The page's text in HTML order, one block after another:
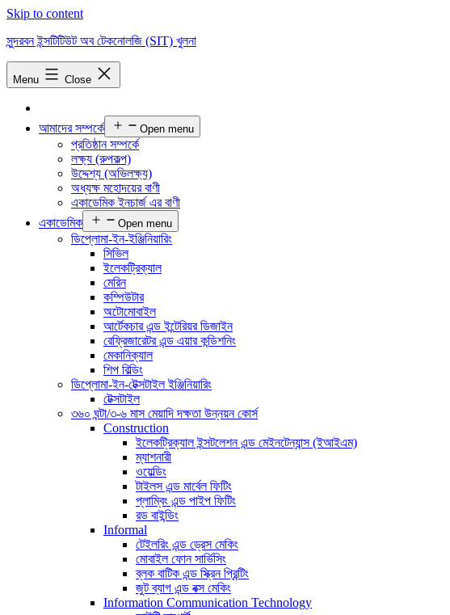
Skip to content
সুন্দরবন ইন্সটিটিউট অব টেকনোলজি (SIT) খুলনা
Menu Close
আমাদের সম্পর্কে Open menu
প্রতিষ্ঠান সম্পর্কে
লক্ষ্য (রুপকল্প)
উদ্দেশ্য (অভিলক্ষ্য)
অধ্যক্ষ মহোদয়ের বাণী
একাডেমিক ইনচার্জ এর বাণী
একাডেমিক
Open menu
ডিপ্লোমা-ইন-ইঞ্জিনিয়ারিং
সিভিল
ইলেকট্রিক্যাল
মেরিন
কম্পিউটার
অটোমোবাইল
আর্টেকচার এন্ড ইন্টেরিয়র ডিজাইন
রেফ্রিজারেটর এন্ড এয়ার কন্ডিশনিং
মেকানিক্যাল
শিপ বিল্ডিং
ডিপ্লোমা-ইন-টেক্সটাইল ইঞ্জিনিয়ারিং
টেক্সটাইল
৩৬০ ঘন্টা/৩-৬ মাস মেয়াদি দক্ষতা উন্নয়ন কোর্স
Construction
ইলেকট্রিক্যাল ইন্সটলেশন এন্ড মেইনটেন্যান্স (ইআইএম)
ম্যাশনারী
ওয়েল্ডিং
টাইলস এন্ড মার্বেল ফিটিং
প্লাম্বিং এন্ড পাইপ ফিটিং
রড বাইন্ডিং
Informal
টেইলরিং এন্ড ড্রেস মেকিং
মোবাইল ফোন সার্ভিসিং
ব্লক বাটিক এন্ড স্ক্রিন প্রিন্টিং
জুট ব্যাগ এন্ড বক্স মেকিং
Information Communication Technology